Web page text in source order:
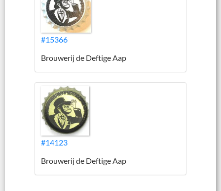
#15366
Brouwerij de Deftige Aap
#14123
Brouwerij de Deftige Aap